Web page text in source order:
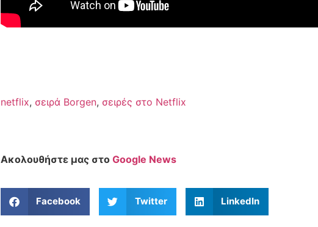
netflix, σειρά Borgen, σειρές στο Netflix
Ακολουθήστε μας στο Google News
Facebook Twitter LinkedIn